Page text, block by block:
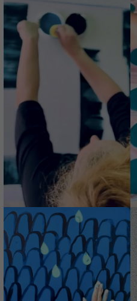
LAVORINCORSO
TUTTONERO
74,00
LAVORINCORSO
HEIDEGGERAMI
LAVORINCORSO
DAVID BOWAMI
€74,00
LAVORINCORSO
UGO FOSCOLAMI
Avvisami quando